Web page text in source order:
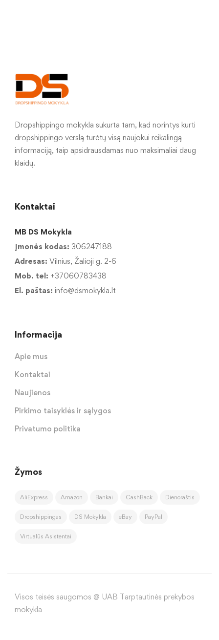
Dropshippingo mokykla sukurta tam, kad norintys kurti
dropshippingo verslą turėtų visą naujokui reikalingą
informaciją, taip apsidrausdamas nuo maksimaliai daug
klaidų.
Kontaktai
MB DS Mokykla
Įmonės kodas: 306247188
Adresas: Vilnius, Žalioji g. 2-6
Mob. tel: +37060783438
El. paštas: info@dsmokykla.lt
Informacija
Apie mus
Kontaktai
Naujienos
Pirkimo taisyklės ir sąlygos
Privatumo politika
Žymos
AliExpress Amazon Bankai CashBack Dienoraštis
Dropshippingas DS Mokykla eBay PayPal
Virtualūs Asistentai
Visos teisės saugomos @ UAB Tarptautinės prekybos
mokykla